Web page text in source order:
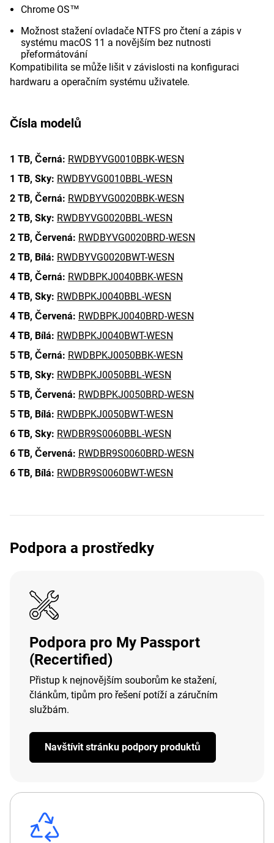
Chrome OS™
Možnost stažení ovladače NTFS pro čtení a zápis v
systému macOS 11 a novějším bez nutnosti
přeformátování
Kompatibilita se může lišit v závislosti na konfiguraci
hardwaru a operačním systému uživatele.
Čísla modelů
1 TB, Černá: RWDBYVG0010BBK-WESN
1 TB, Sky: RWDBYVG0010BBL-WESN
2 TB, Černá: RWDBYVG0020BBK-WESN
2 TB, Sky: RWDBYVG0020BBL-WESN
2 TB, Červená: RWDBYVG0020BRD-WESN
2 TB, Bílá: RWDBYVG0020BWT-WESN
4 TB, Černá: RWDBPKJ0040BBK-WESN
4 TB, Sky: RWDBPKJ0040BBL-WESN
4 TB, Červená: RWDBPKJ0040BRD-WESN
4 TB, Bílá: RWDBPKJ0040BWT-WESN
5 TB, Černá: RWDBPKJ0050BBK-WESN
5 TB, Sky: RWDBPKJ0050BBL-WESN
5 TB, Červená: RWDBPKJ0050BRD-WESN
5 TB, Bílá: RWDBPKJ0050BWT-WESN
6 TB, Sky: RWDBR9S0060BBL-WESN
6 TB, Červená: RWDBR9S0060BRD-WESN
6 TB, Bílá: RWDBR9S0060BWT-WESN
Podpora a prostředky
Podpora pro My Passport
(Recertified)
Přistup k nejnovějším souborům ke stažení,
článkům, tipům pro řešení potíží a záručním
službám.
Navštívit stránku podpory produktů